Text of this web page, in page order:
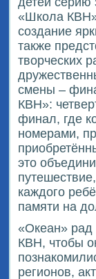
«Школа
создание
также
творческих
смены –
КВН»:
финал, где
номерами,
это
каждого
памяти на
«Океан» рад
КВН, чтобы
регионов,